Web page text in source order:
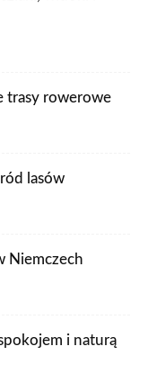
Zjednoczone
trasy rowerowe
lasów
Niemczech
i naturą